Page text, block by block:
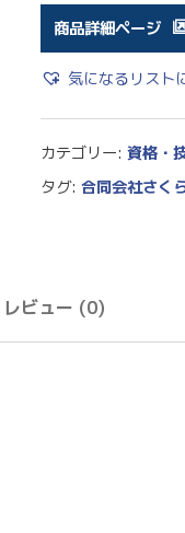
商品詳細ページ
気になるリスト
カテゴリー: 資格・
タグ: 合同会社さく
レビュー (0)